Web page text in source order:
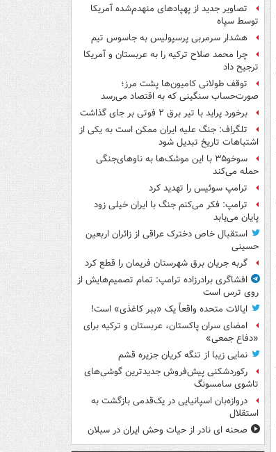
تصاویر جدید از پهپادهای منهدم‌شده آمریکا
توسط سپاه
هشدار سرمربی پرسپولیس به جاسوس تیم
چرا محمد صلاح ترکیه را به عربستان و آمریکا
ترجیح داد
توقف طولانی کامیون‌ها پشت مرز؛
صورت‌حساب سنگینی که به اقتصاد می‌رسد
برخورد پراید با تیر برق ۲ فوتی بر جای گذاشت
تلگراف: جنگ علیه ایران ممکن است به یکی از
اشتباهات تاریخ تبدیل شود
سوخو۳۵ با این موشک‌ها به ناوهای‌جنگی
حمله می‌کند
ترامپ سوئیس را تهدید کرد
ترامپ: فکر می‌کنم جنگ با ایران خیلی زود
پایان می‌یابد
استقبال خاص دخترک عراقی از زائران اربعین
حسینی
گربه جریان برق شهرستان فریمان را قطع کرد
افشاگری برادرزاده ترامپ: تمام تصمیم‌هایش از
روی ترس است
ایالات متحده واقعاً یک «ببر کاغذی» است!
امضای سران پاکستان، عربستان و ترکیه برای
«دفاع جمعی»
نمایی زیبا از تنگه کریان جزیره قشم
رکوردشکنی پیش‌فروش جدیدترین گوشی‌های
تاشوی سامسونگ
دروازه‌بان اسپانیایی در یک‌قدمی بازگشت به
استقلال
صحنه ای نادر از حیات وحش ایران در سبلان